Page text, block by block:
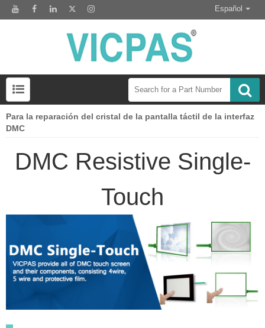
Español
Para la reparación del cristal de la pantalla táctil de la interfaz
DMC
DMC Resistive Single-
Touch